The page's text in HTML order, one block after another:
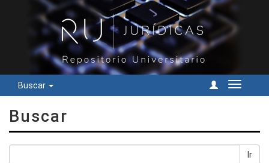
Buscar
Cambiar
Buscar
Ir